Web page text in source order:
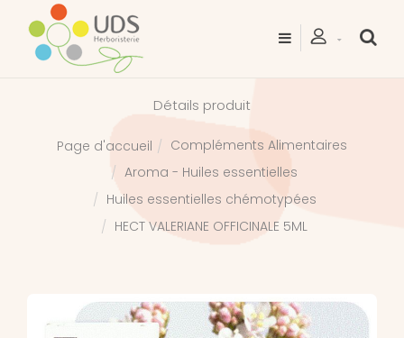
Détails produit
Page d'accueil
Compléments Alimentaires
Aroma - Huiles essentielles
Huiles essentielles chémotypées
HECT VALERIANE OFFICINALE 5ML